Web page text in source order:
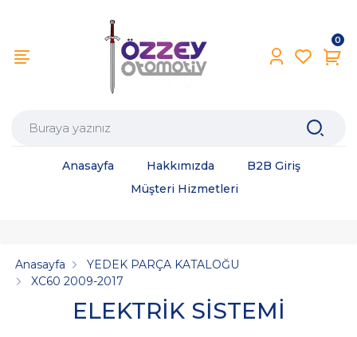
0
Anasayfa Hakkımızda
B2B Giriş
Müşteri Hizmetleri
ELEKTRİK SİSTEMİ
Anasayfa
YEDEK PARÇA KATALOĞU
XC60 2009-2017